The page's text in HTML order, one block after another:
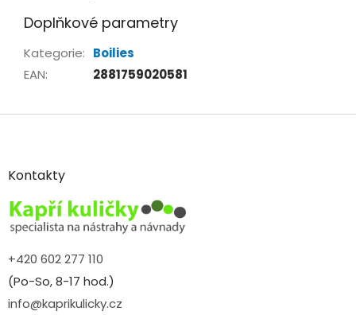
Doplňkové parametry
Kategorie: Boilies
EAN: 2881759020581
Z
aKontakty
+420 602 277 110
(Po-So, 8-17 hod.)
info@kaprikulicky.cz